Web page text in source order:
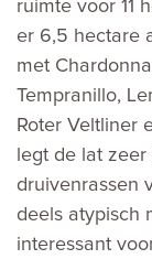
ruimte voor 11
er 6,5 hectare
met
Tempranillo,
Roter Veltliner
legt de lat
druivenrassen
deels atypisch
interessant